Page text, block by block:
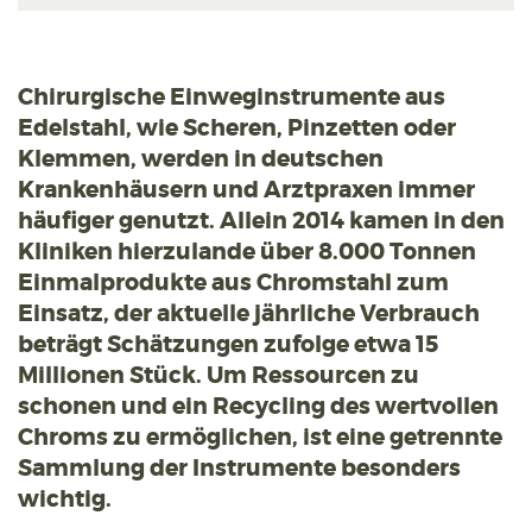
Chirurgische Einweginstrumente aus
Edelstahl, wie Scheren, Pinzetten oder
Klemmen, werden in deutschen
Krankenhäusern und Arztpraxen immer
häufiger genutzt. Allein 2014 kamen in den
Kliniken hierzulande über 8.000 Tonnen
Einmalprodukte aus Chromstahl zum
Einsatz, der aktuelle jährliche Verbrauch
beträgt Schätzungen zufolge etwa 15
Millionen Stück. Um Ressourcen zu
schonen und ein Recycling des wertvollen
Chroms zu ermöglichen, ist eine getrennte
Sammlung der Instrumente besonders
wichtig.